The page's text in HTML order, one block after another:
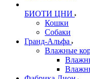
БИОТИ ЦНИ
Кошки
Собаки
Гранд-Альфа
Влажные